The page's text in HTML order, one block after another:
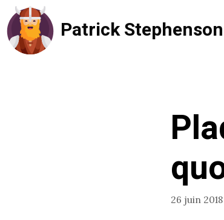
Aller
au
contenu
Patrick Stephenson
26 juin 2018